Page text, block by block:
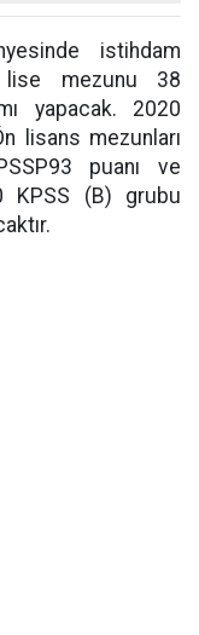
istihdam
mezunu 38
yapacak. 2020
lisans mezunları
puanı ve
KPSS (B) grubu